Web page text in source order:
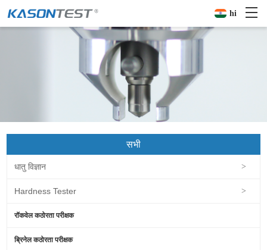
hi
सभी
धातु विज्ञान >
Hardness Tester >
रॉकवेल कठोरता परीक्षक
ब्रिनेल कठोरता परीक्षक